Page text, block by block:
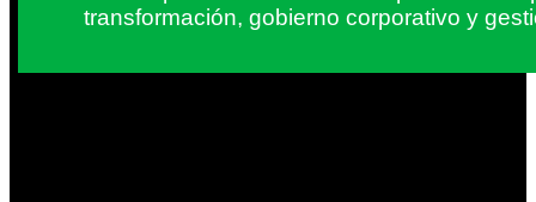
transformación, gobierno corporativo y